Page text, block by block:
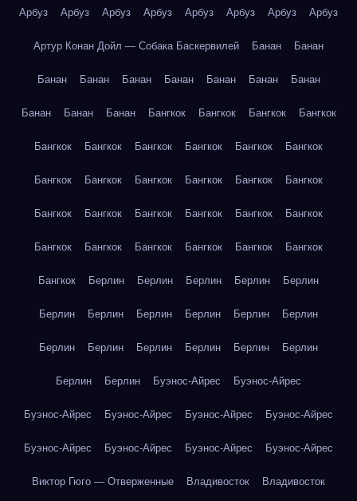
Арбуз Арбуз Арбуз Арбуз Арбуз Арбуз Арбуз Арбуз
Артур Конан Дойл — Собака Баскервилей Банан Банан
Банан Банан Банан Банан Банан Банан Банан
Банан Банан Банан Бангкок Бангкок Бангкок Бангкок
Бангкок Бангкок Бангкок Бангкок Бангкок Бангкок
Бангкок Бангкок Бангкок Бангкок Бангкок Бангкок
Бангкок Бангкок Бангкок Бангкок Бангкок Бангкок
Бангкок Бангкок Бангкок Бангкок Бангкок Бангкок
Бангкок Берлин Берлин Берлин Берлин Берлин
Берлин Берлин Берлин Берлин Берлин Берлин
Берлин Берлин Берлин Берлин Берлин Берлин
Берлин Берлин Буэнос-Айрес Буэнос-Айрес
Буэнос-Айрес Буэнос-Айрес Буэнос-Айрес Буэнос-Айрес
Буэнос-Айрес Буэнос-Айрес Буэнос-Айрес Буэнос-Айрес
Виктор Гюго — Отверженные Владивосток Владивосток